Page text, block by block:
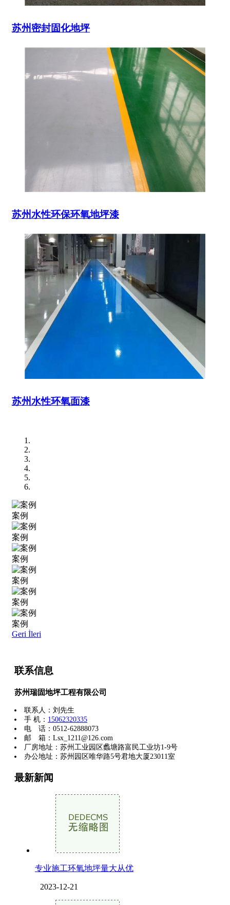
苏州密封固化地坪
苏州水性环保环氧地坪漆
苏州水性环氧面漆
案例
案例
案例
案例
案例
案例
Geri İleri
联系信息
苏州瑞固地坪工程有限公司
联系人：刘先生
手 机： 15062320335
电 话：0512-62888073
邮 箱：Lsx_1211@126.com
厂房地址：苏州工业园区蠡塘路富民工业坊1-9号
办公地址：苏州园区唯华路5号君地大厦23011室
最新新闻
专业施工环氧地坪量大从优
2023-12-21